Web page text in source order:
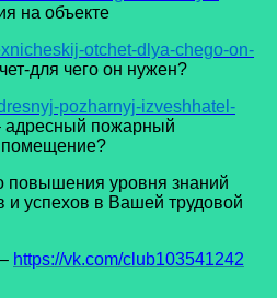
на объекте
otchet-dlya-chego-on-
для чего он нужен?
pozharnyj-izveshhatel-
пожарный
помещение?
повышения уровня знаний
и успехов в Вашей трудовой
https://vk.com/club103541242